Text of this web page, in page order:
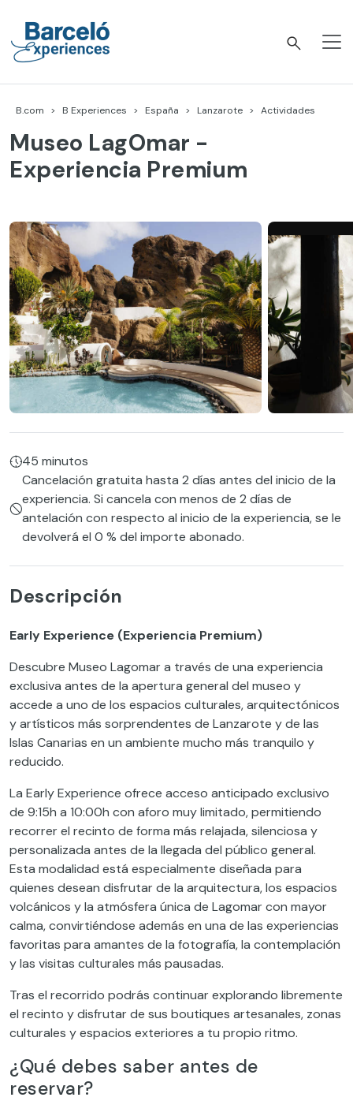
content
B.com B Experiences España Lanzarote Actividades
Museo LagOmar -
Experiencia Premium
45 minutos
Cancelación gratuita hasta 2 días antes del inicio de la
experiencia. Si cancela con menos de 2 días de
antelación con respecto al inicio de la experiencia, se le
devolverá el 0 % del importe abonado.
Descripción
Early Experience (Experiencia Premium)
Descubre Museo Lagomar a través de una experiencia
exclusiva antes de la apertura general del museo y
accede a uno de los espacios culturales, arquitectónicos
y artísticos más sorprendentes de Lanzarote y de las
Islas Canarias en un ambiente mucho más tranquilo y
reducido.
La Early Experience ofrece acceso anticipado exclusivo
de 9:15h a 10:00h con aforo muy limitado, permitiendo
recorrer el recinto de forma más relajada, silenciosa y
personalizada antes de la llegada del público general.
Esta modalidad está especialmente diseñada para
quienes desean disfrutar de la arquitectura, los espacios
volcánicos y la atmósfera única de Lagomar con mayor
calma, convirtiéndose además en una de las experiencias
favoritas para amantes de la fotografía, la contemplación
y las visitas culturales más pausadas.
Tras el recorrido podrás continuar explorando libremente
el recinto y disfrutar de sus boutiques artesanales, zonas
culturales y espacios exteriores a tu propio ritmo.
¿Qué debes saber antes de
reservar?